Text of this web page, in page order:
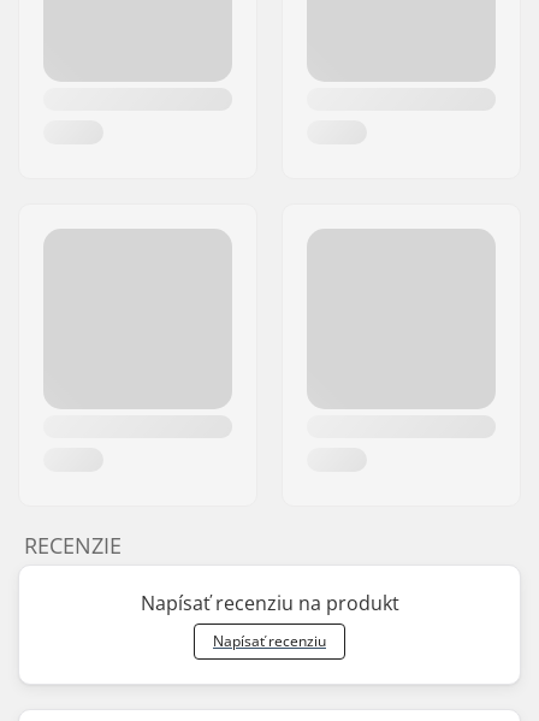
RECENZIE
Napísať recenziu na produkt
Napísať recenziu